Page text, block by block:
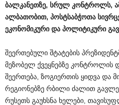
ბალკანეთზე, სრულ კონტროლს,
ალბათობით, პოსტსაბჭოთა
ეკონომიკური და პოლიტიკური
შეერთებული შტატების
მეზობელ ქვეყნებზე კონტროლის
შეერთება, ზოგიერთის ყიდვა და
რეგიონებზე რბილი ძალით
რუსეთს გაუხსნა ხელები,